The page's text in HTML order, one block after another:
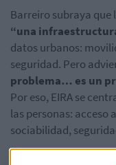
Barreiro subraya que
“una
datos urbanos:
seguridad. Pero
problema… es un
Por eso, EIRA se
las personas: acceso
sociabilidad,